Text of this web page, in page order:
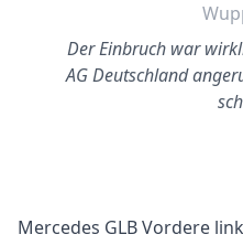
Der Einbruch war
AG Deutschland
Mercedes GLB Vordere